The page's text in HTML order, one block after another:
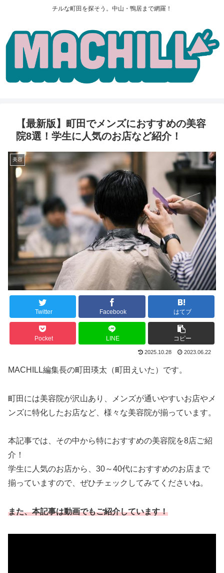
チルな町田を探そう。中山・鴨居まで網羅！
【最新版】町田でメンズにおすすめの美容
院8選！学生に人気のお店など紹介！
美容
Twitter Facebook はてブ
Pocket LINE コピー
2025.10.28 2023.06.22
MACHILL編集長の町田瑛太（町田えいた）です。
町田には美容院が沢山あり、メンズが通いやすいお店やメ
ンズに特化したお店など、様々な美容院が揃っています。
本記事では、その中から特におすすめの美容院を8店ご紹
介！
学生に人気のお店から、30～40代におすすめのお店まで
揃っていますので、ぜひチェックしてみてくださいね。
また、本記事は動画でもご紹介しています！